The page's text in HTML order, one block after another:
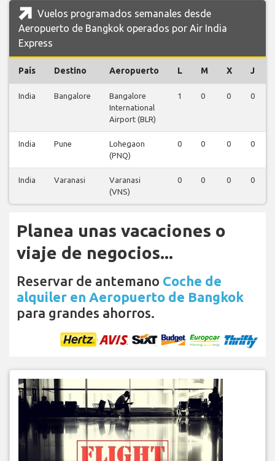
Vuelos programados semanales desde
Aeropuerto de Bangkok operados por Air India
Express
País Destino Aeropuerto L M X J
India Bangalore
Bangalore
International
Airport (BLR)
1 0 0 0
India Pune
Lohegaon
(PNQ)
0 0 0 0
India Varanasi
Varanasi
(VNS)
0 0 0 0
Planea unas vacaciones o
viaje de negocios...
Reservar de antemano Coche de
alquiler en Aeropuerto de Bangkok
para grandes ahorros.